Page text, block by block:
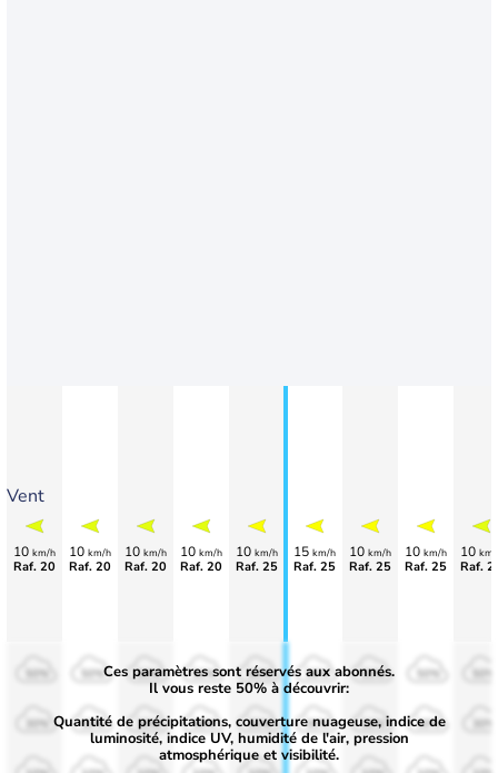
Vent
10 km/h
Raf. 20
10 km/h
Raf. 20
10 km/h
Raf. 20
10 km/h
Raf. 20
10 km/h
Raf. 25
15 km/h
Raf. 25
10 km/h
Raf. 25
10 km/h
Raf. 25
10
Raf.
50%
30%
50%
30%
50%
30%
50%
30%
50%
30%
50%
30%
50%
30%
Ces paramètres sont réservés aux abonnés.
Il vous reste 50% à découvrir:
Quantité de précipitations, couverture nuageuse, indice de
luminosité, indice UV, humidité de l'air, pression
atmosphérique et visibilité.